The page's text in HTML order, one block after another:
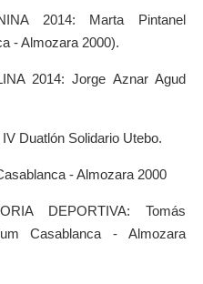
2014: Marta Pintanel
- Almozara 2000).
2014: Jorge Aznar Agud
Duatlón Solidario Utebo.
- Almozara 2000
DEPORTIVA: Tomás
Casablanca - Almozara